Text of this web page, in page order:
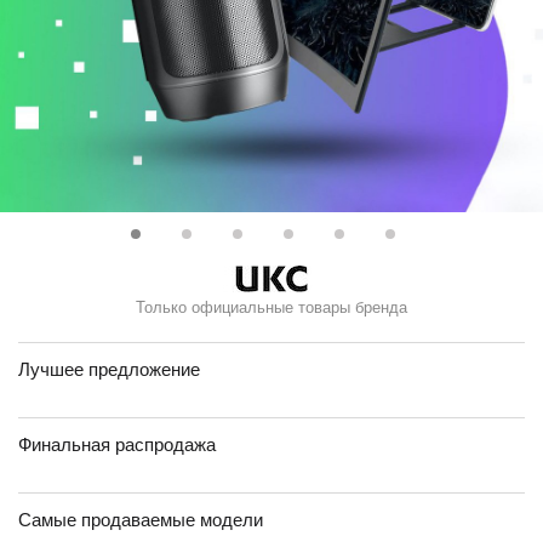
Только официальные товары бренда
Лучшее предложение
Финальная распродажа
Самые продаваемые модели